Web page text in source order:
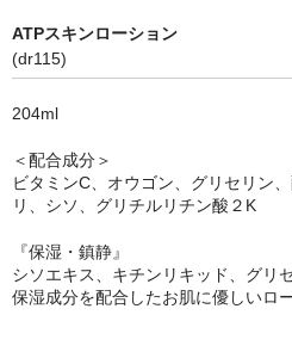
ATPスキンローション
(dr115)
204ml
＜配合成分＞
ビタミンC、オウゴン、グリセリン
リ、シソ、グリチルリチン酸２K
『保湿・鎮静』
シソエキス、キチンリキッド、グリ
保湿成分を配合したお肌に優しいロ